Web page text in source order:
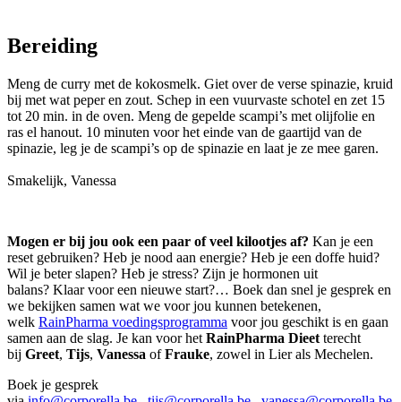
Bereiding
Meng de curry met de kokosmelk. Giet over de verse spinazie, kruid
bij met wat peper en zout. Schep in een vuurvaste schotel en zet 15
tot 20 min. in de oven. Meng de gepelde scampi’s met olijfolie en
ras el hanout. 10 minuten voor het einde van de gaartijd van de
spinazie, leg je de scampi’s op de spinazie en laat je ze mee garen.
Smakelijk, Vanessa
Mogen er bij jou ook een paar of veel kilootjes af? Kan je een
reset gebruiken? Heb je nood aan energie? Heb je een doffe huid?
Wil je beter slapen? Heb je stress? Zijn je hormonen uit
balans? Klaar voor een nieuwe start?… Boek dan snel je gesprek en
we bekijken samen wat we voor jou kunnen betekenen,
welk RainPharma voedingsprogramma voor jou geschikt is en gaan
samen aan de slag. Je kan voor het RainPharma Dieet terecht
bij Greet, Tijs, Vanessa ofFrauke, zowel in Lier als Mechelen.
Boek je gesprek